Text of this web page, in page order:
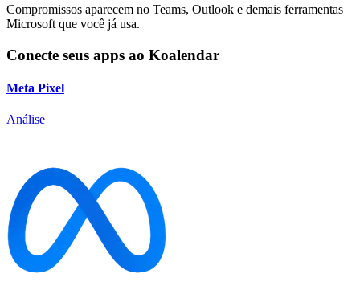
Compromissos aparecem no Teams, Outlook e demais ferramentas
Microsoft que você já usa.
Conecte seus apps ao Koalendar
Meta Pixel
Análise